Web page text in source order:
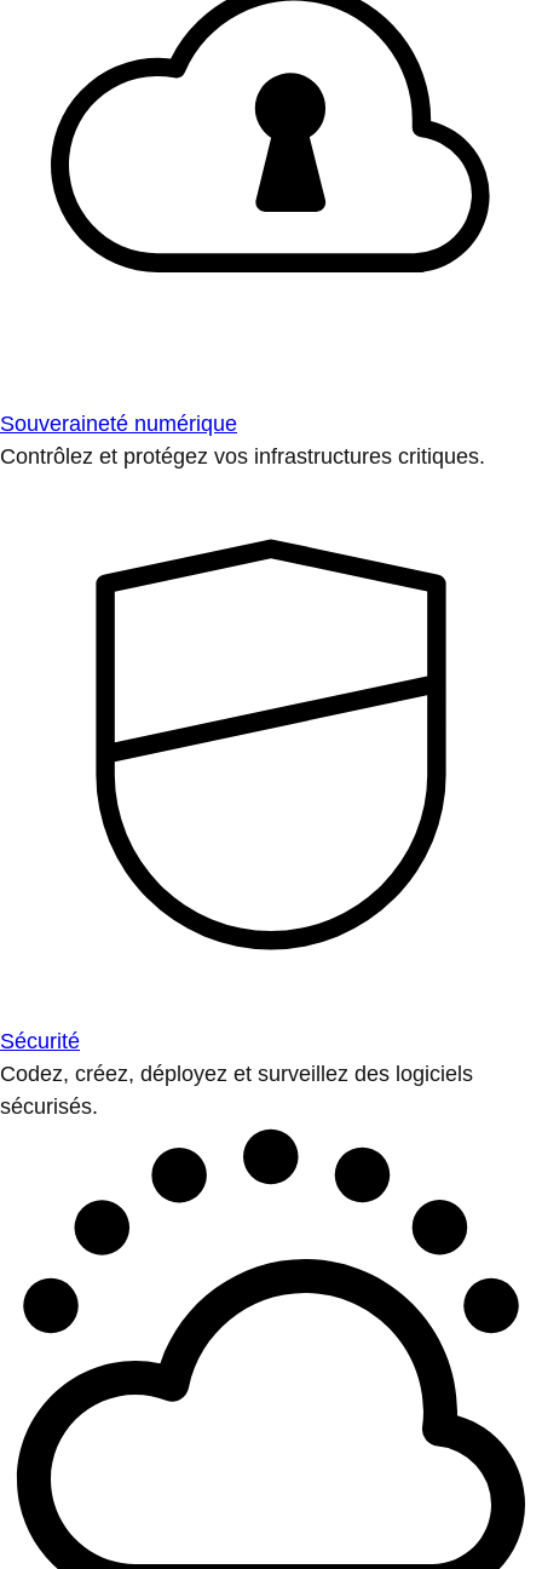
Souveraineté numérique
Contrôlez et protégez vos infrastructures critiques.
Sécurité
Codez, créez, déployez et surveillez des logiciels
sécurisés.